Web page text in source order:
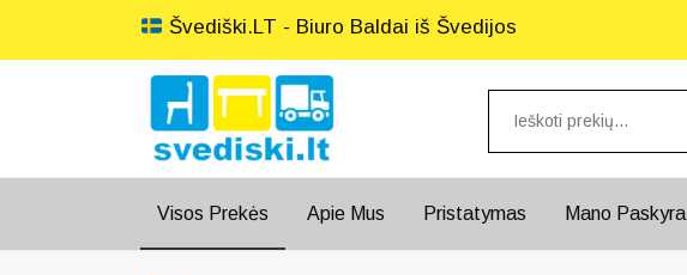
Švediški.LT - Biuro Baldai iš Švedijos
Visos Prekės Apie Mus Pristatymas Mano Paskyra